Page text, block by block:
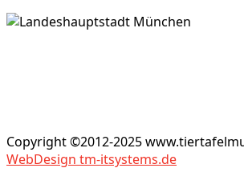
Copyright ©2012-2025
WebDesign tm-itsystems.de